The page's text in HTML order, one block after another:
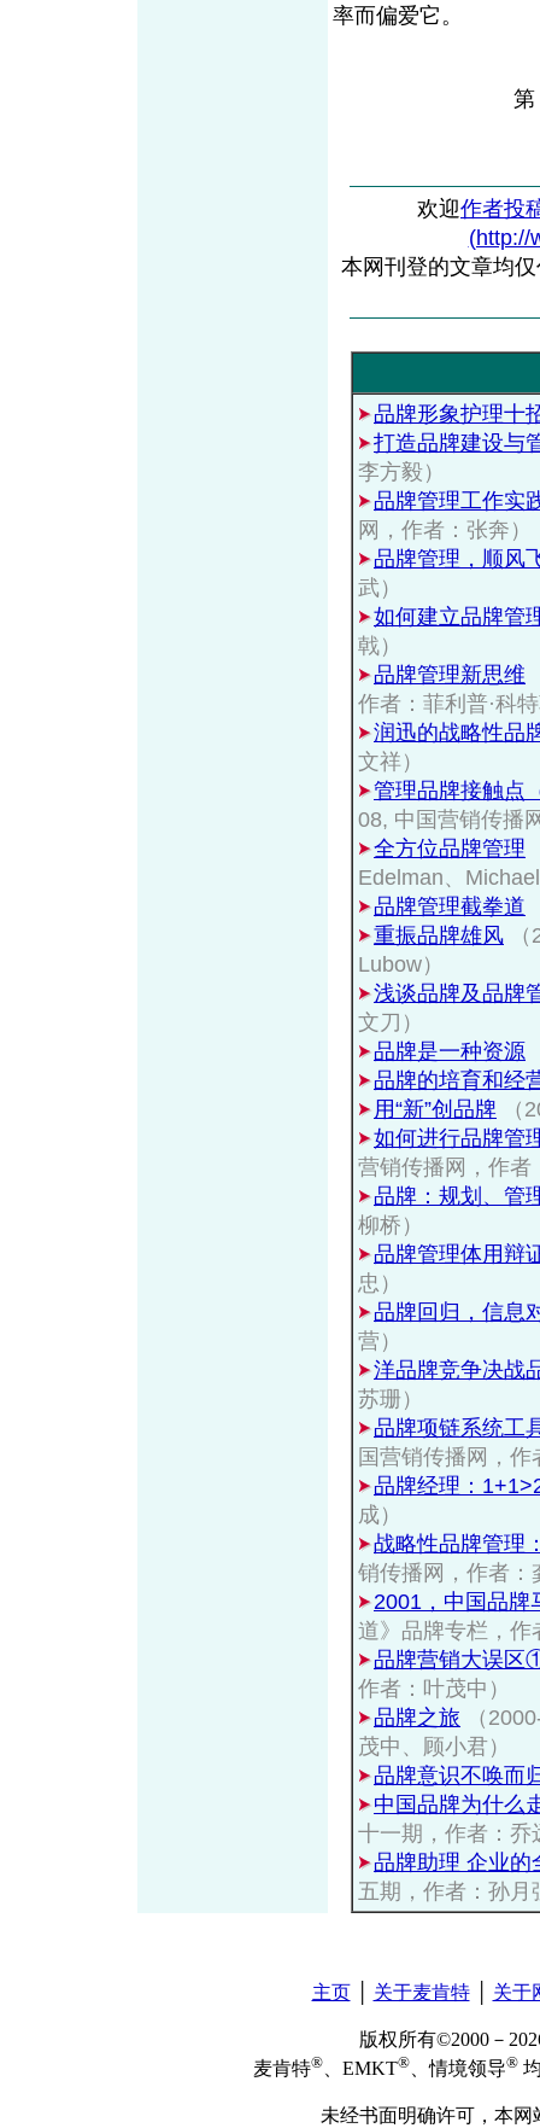
率而偏爱它。
第
欢迎作者投
(http://
本网刊登的文章均
品牌形象护理十
打造品牌建设与
李方毅）
品牌管理工作实
网，作者：张奔）
品牌管理，顺风
武）
如何建立品牌管
戟）
品牌管理新思维
作者：菲利普·科
润迅的战略性品
文祥）
管理品牌接触点
08, 中国营销传播
全方位品牌管理
Edelman、
品牌管理截拳道
重振品牌雄风
Lubow）
浅谈品牌及品牌
文刀）
品牌是一种资源
品牌的培育和经
用“新”创品牌
（
如何进行品牌管
营销传播网，作者
品牌：规划、管
柳桥）
品牌管理体用辩
忠）
品牌回归，信息
营）
洋品牌竞争决战
苏珊）
品牌项链系统
国营销传播网，作
品牌经理：
成）
战略性品牌管理
销传播网，作者：
2001，中国品牌
道》品牌专栏，作
品牌营销大误区
作者：叶茂中）
品牌之旅
（
茂中、顾小君）
品牌意识不唤而
中国品牌为什么
十一期，作者：乔
品牌助理 企业的
五期，作者：孙月
主页│ 关于麦肯特│ 关于
版权所有©2000－
麦肯特® 、EMKT® 、情境领导®
未经书面明确许可，本